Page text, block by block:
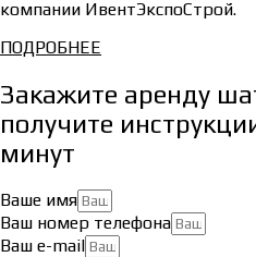
компании ИвентЭкспоСтрой.
ПОДРОБНЕЕ
Закажите аренду
получите
минут
Ваше имя
Ваш номер телефона
Ваш e-mail